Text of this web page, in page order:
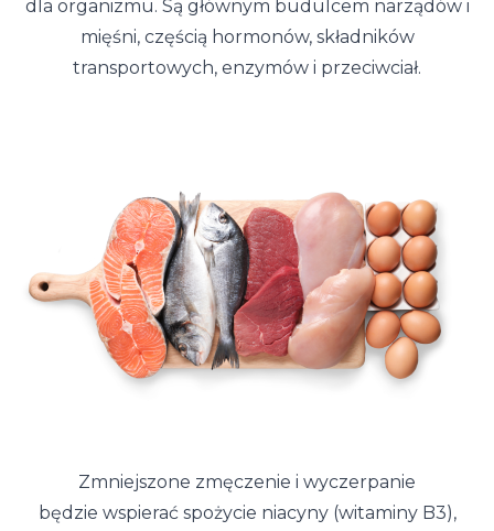
dla organizmu. Są głównym budulcem narządów i
mięśni, częścią hormonów, składników
transportowych, enzymów i przeciwciał.
Zmniejszone zmęczenie i wyczerpanie
będzie wspierać spożycie niacyny (witaminy B3),